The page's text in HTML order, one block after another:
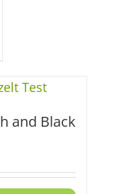
and Black